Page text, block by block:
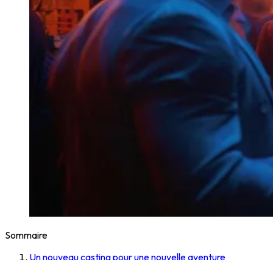
Sommaire
Un nouveau casting pour une nouvelle aventure